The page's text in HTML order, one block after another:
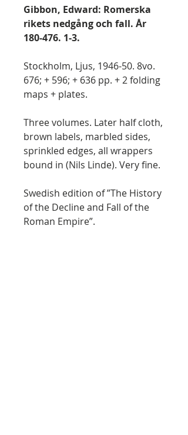
Gibbon, Edward: Romerska
rikets nedgång och fall. År
180-476. 1-3.
Stockholm, Ljus, 1946-50. 8vo.
676; + 596; + 636 pp. + 2 folding
maps + plates.
Three volumes. Later half cloth,
brown labels, marbled sides,
sprinkled edges, all wrappers
bound in (Nils Linde). Very fine.
Swedish edition of ”The History
of the Decline and Fall of the
Roman Empire”.